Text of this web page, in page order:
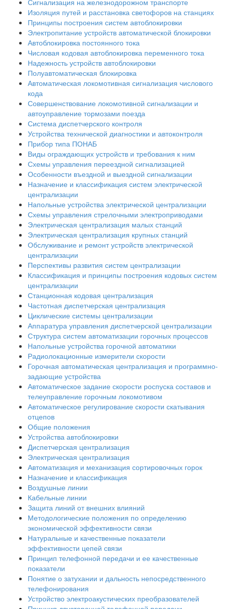
Изоляция путей и расстановка светофоров на станциях
Принципы построения систем автоблокировки
Электропитание устройств автоматической блокировки
Автоблокировка постоянного тока
Числовая кодовая автоблокировка переменного тока
Надежность устройств автоблокировки
Полуавтоматическая блокировка
Автоматическая локомотивная сигнализация числового
кода
Совершенствование локомотивной сигнализации и
автоуправление тормозами поезда
Система диспетчерского контроля
Устройства технической диагностики и автоконтроля
Прибор типа ПОНАБ
Виды ограждающих устройств и требования к ним
Схемы управления переездной сигнализацией
Особенности въездной и выездной сигнализации
Назначение и классификация систем электрической
централизации
Напольные устройства электрической централизации
Схемы управления стрелочными электроприводами
Электрическая централизация малых станций
Электрическая централизация крупных станций
Обслуживание и ремонт устройств электрической
централизации
Перспективы развития систем централизации
Классификация и принципы построения кодовых систем
централизации
Станционная кодовая централизация
Частотная диспетчерская централизация
Циклические системы централизации
Аппаратура управления диспетчерской централизации
Структура систем автоматизации горочных процессов
Напольные устройства горочной автоматики
Радиолокационные измерители скорости
Горочная автоматическая централизация и программно-
задающие устройства
Автоматическое задание скорости роспуска составов и
телеуправление горочным локомотивом
Автоматическое регулирование скорости скатывания
отцепов
Общие положения
Устройства автоблокировки
Диспетчерская централизация
Электрическая централизация
Автоматизация и механизация сортировочных горок
Назначение и классификация
Воздушные линии
Кабельные линии
Защита линий от внешних влияний
Методологические положения по определению
экономической эффективности связи
Натуральные и качественные показатели
эффективности цепей связи
Принцип телефонной передачи и ее качественные
показатели
Понятие о затухании и дальность непосредственного
телефонирования
Устройство электроакустических преобразователей